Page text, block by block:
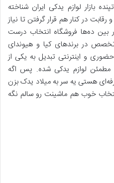
بازار لوازم یدکی ایران شناخته
در کنار هم قرار گرفتن تا نیاز
بین ده‌ها فروشگاه انتخاب درست
در برندهای کیا و هیوندای
و اینترنتی تبدیل به یکی از
مطمئن لوازم یدکی شده. پس اگه
هستی یه سر به میلاد یدک بزن
خوب هم ماشینت رو سالم نگه